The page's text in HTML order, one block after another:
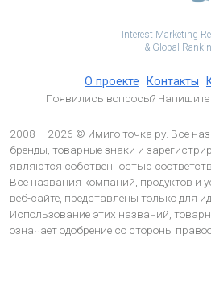
Interest Marketing
& Global
О проекте Контакты
Появились вопросы?
2008 – 2026 © Имиго точка ру. Все
бренды, товарные знаки и
являются собственностью
Все названия компаний, продуктов и
веб-сайте, представлены только для
Использование этих названий,
означает одобрение со стороны